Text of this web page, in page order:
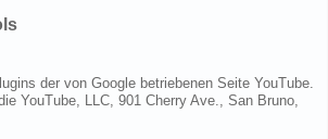
der von Google betriebenen Seite YouTube.
YouTube, LLC, 901 Cherry Ave., San Bruno,